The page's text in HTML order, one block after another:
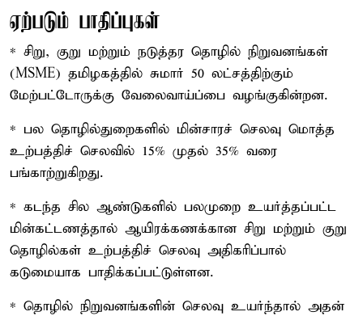
ஏற்படும் பாதிப்புகள்
* சிறு, குறு மற்றும் நடுத்தர தொழில் நிறுவனங்கள்
(MSME) தமிழகத்தில் சுமார் 50 லட்சத்திற்கும்
மேற்பட்டோருக்கு வேலைவாய்ப்பை வழங்குகின்றன.
* பல தொழில்துறைகளில் மின்சாரச் செலவு மொத்த
உற்பத்திச் செலவில் 15% முதல் 35% வரை
பங்காற்றுகிறது.
* கடந்த சில ஆண்டுகளில் பலமுறை உயர்த்தப்பட்ட
மின்கட்டணத்தால் ஆயிரக்கணக்கான சிறு மற்றும் குறு
தொழில்கள் உற்பத்திச் செலவு அதிகரிப்பால்
கடுமையாக பாதிக்கப்பட்டுள்ளன.
* தொழில் நிறுவனங்களின் செலவு உயர்ந்தால் அதன்